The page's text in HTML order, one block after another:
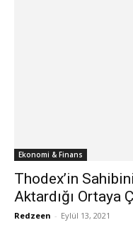
Ekonomi & Finans
Thodex’in
Aktardığı Ortaya
Redzeen - Eylül 13, 2021